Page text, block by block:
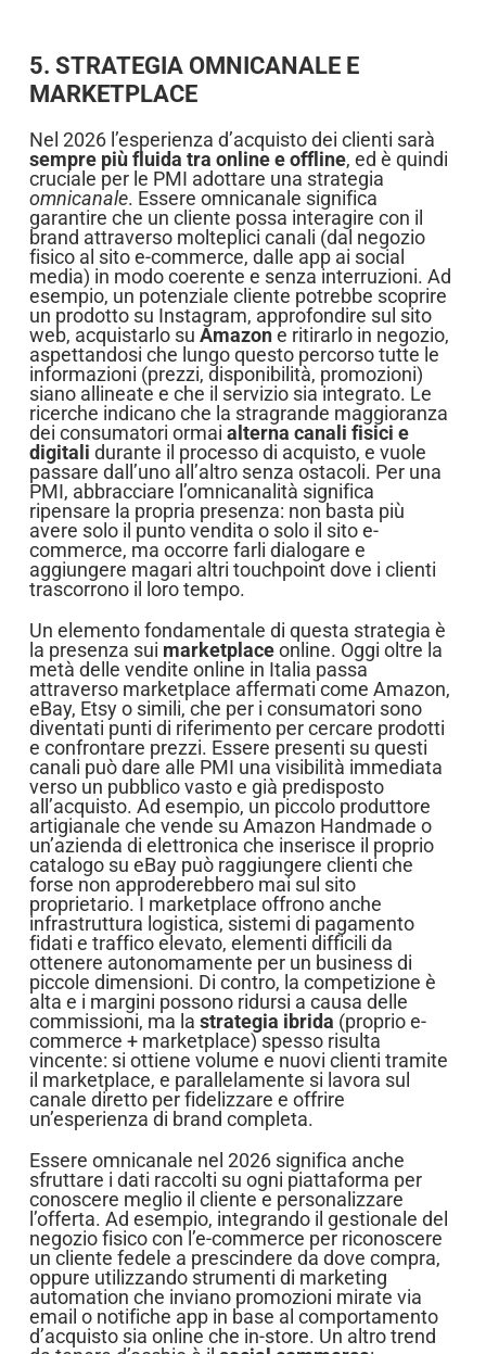
5. STRATEGIA OMNICANALE E
MARKETPLACE
Nel 2026 l’esperienza d’acquisto dei clienti sarà
sempre più fluida tra online e offline, ed è quindi
cruciale per le PMI adottare una strategia
omnicanale. Essere omnicanale significa
garantire che un cliente possa interagire con il
brand attraverso molteplici canali (dal negozio
fisico al sito e-commerce, dalle app ai social
media) in modo coerente e senza interruzioni. Ad
esempio, un potenziale cliente potrebbe scoprire
un prodotto su Instagram, approfondire sul sito
web, acquistarlo su Amazone ritirarlo in negozio,
aspettandosi che lungo questo percorso tutte le
informazioni (prezzi, disponibilità, promozioni)
siano allineate e che il servizio sia integrato. Le
ricerche indicano che la stragrande maggioranza
dei consumatori ormai alterna canali fisici e
digitali durante il processo di acquisto, e vuole
passare dall’uno all’altro senza ostacoli. Per una
PMI, abbracciare l’omnicanalità significa
ripensare la propria presenza: non basta più
avere solo il punto vendita o solo il sito e-
commerce, ma occorre farli dialogare e
aggiungere magari altri touchpoint dove i clienti
trascorrono il loro tempo.
Un elemento fondamentale di questa strategia è
la presenza sui marketplaceonline. Oggi oltre la
metà delle vendite online in Italia passa
attraverso marketplace affermati come Amazon,
eBay, Etsy o simili, che per i consumatori sono
diventati punti di riferimento per cercare prodotti
e confrontare prezzi. Essere presenti su questi
canali può dare alle PMI una visibilità immediata
verso un pubblico vasto e già predisposto
all’acquisto. Ad esempio, un piccolo produttore
artigianale che vende su Amazon Handmade o
un’azienda di elettronica che inserisce il proprio
catalogo su eBay può raggiungere clienti che
forse non approderebbero mai sul sito
proprietario. I marketplace offrono anche
infrastruttura logistica, sistemi di pagamento
fidati e traffico elevato, elementi difficili da
ottenere autonomamente per un business di
piccole dimensioni. Di contro, la competizione è
alta e i margini possono ridursi a causa delle
commissioni, ma la strategia ibrida (proprio e-
commerce + marketplace) spesso risulta
vincente: si ottiene volume e nuovi clienti tramite
il marketplace, e parallelamente si lavora sul
canale diretto per fidelizzare e offrire
un’esperienza di brand completa.
Essere omnicanale nel 2026 significa anche
sfruttare i dati raccolti su ogni piattaforma per
conoscere meglio il cliente e personalizzare
l’offerta. Ad esempio, integrando il gestionale del
negozio fisico con l’e-commerce per riconoscere
un cliente fedele a prescindere da dove compra,
oppure utilizzando strumenti di marketing
automation che inviano promozioni mirate via
email o notifiche app in base al comportamento
d’acquisto sia online che in-store. Un altro trend